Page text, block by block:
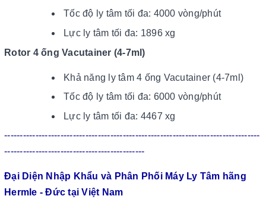
Tốc độ ly tâm tối đa: 4000 vòng/phút
Lực ly tâm tối đa: 1896 xg
Rotor 4 ống Vacutainer (4-7ml)
Khả năng ly tâm 4 ống Vacutainer (4-7ml)
Tốc độ ly tâm tối đa: 6000 vòng/phút
Lực ly tâm tối đa: 4467 xg
----------------------------------------------------------------------------------
---------------------------------------------
Đại Diện Nhập Khẩu và Phân Phối Máy Ly Tâm hãng
Hermle - Đức tại Việt Nam